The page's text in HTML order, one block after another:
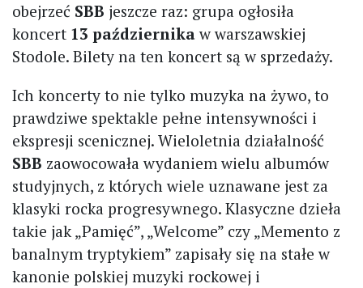
obejrzeć SBB jeszcze raz: grupa ogłosiła
koncert 13 październikaw warszawskiej
Stodole. Bilety na ten koncert są w sprzedaży.
Ich koncerty to nie tylko muzyka na żywo, to
prawdziwe spektakle pełne intensywności i
ekspresji scenicznej. Wieloletnia działalność
SBB zaowocowała wydaniem wielu albumów
studyjnych, z których wiele uznawane jest za
klasyki rocka progresywnego. Klasyczne dzieła
takie jak „Pamięć”, „Welcome” czy „Memento z
banalnym tryptykiem” zapisały się na stałe w
kanonie polskiej muzyki rockowej i